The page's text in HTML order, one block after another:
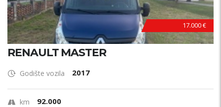
17.000 €
RENAULT MASTER
Godište vozila 2017
km 92.000